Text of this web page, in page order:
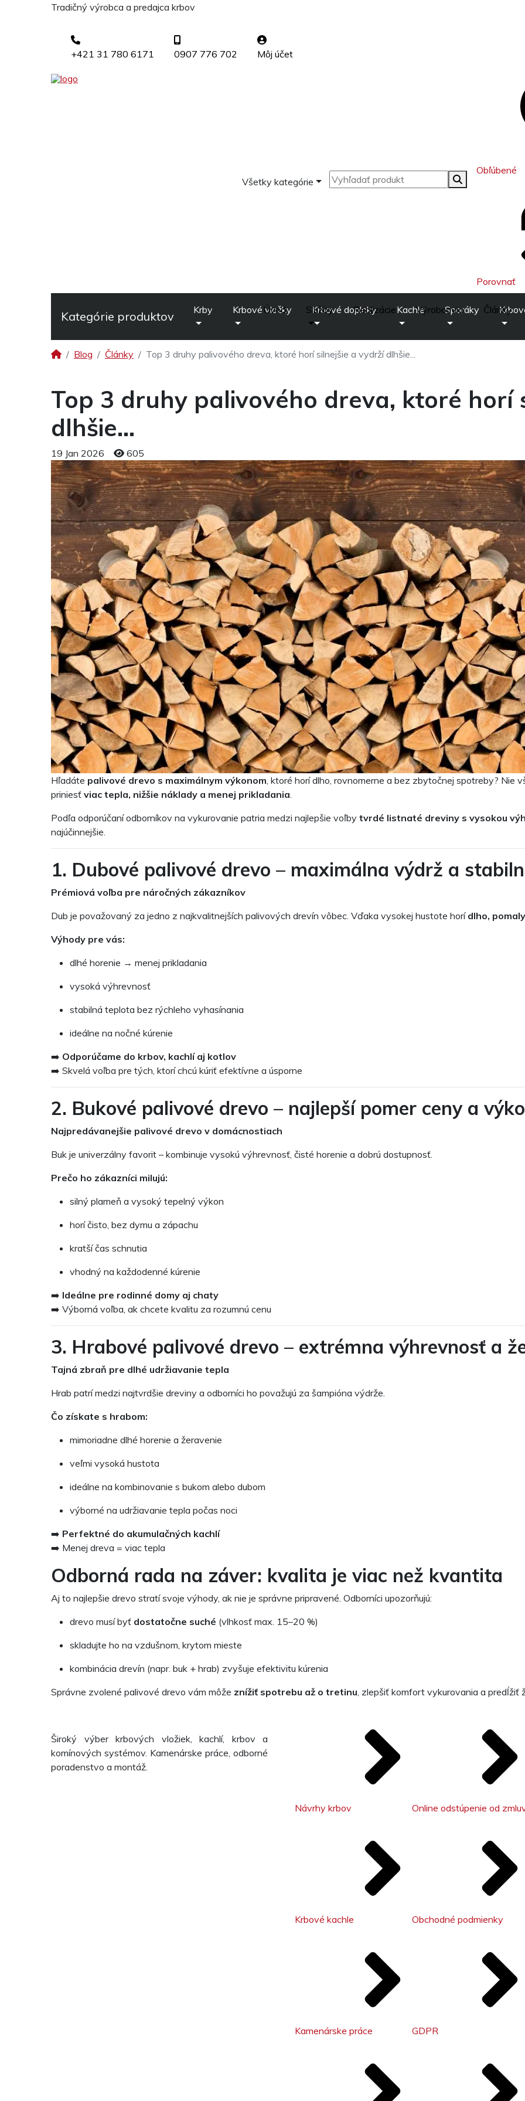
Tradičný výrobca a predajca krbov
+421 31 780 6171 0907 776 702 Môj účet
Všetky kategórie
Obľúbené
Porovnať
Kategórie produktov Krby Krbové vložky Krbové doplnky Kachle Sporáky
Úvod Služby Realizácie Výrobcovia Články
Blog Články Top 3 druhy palivového dreva, ktoré horí silnejšie a vydrží dlhšie...
Top 3 druhy palivového dreva, ktoré horí
dlhšie...
19 Jan 2026 605
Hľadáte palivové drevo s maximálnym výkonom, ktoré horí dlho, rovnomerne a bez zbytočnej spotreby? Nie
priniesť viac tepla, nižšie náklady a menej prikladania.
Podľa odporúčaní odborníkov na vykurovanie patria medzi najlepšie voľby tvrdé listnaté dreviny s vysokou
najúčinnejšie.
1. Dubové palivové drevo – maximálna výdrž a
Prémiová voľba pre náročných zákazníkov
Dub je považovaný za jedno z najkvalitnejších palivových drevín vôbec. Vďaka vysokej hustote horí dlho,
Výhody pre vás:
dlhé horenie → menej prikladania
vysoká výhrevnosť
stabilná teplota bez rýchleho vyhasínania
ideálne na nočné kúrenie
➡️ Odporúčame do krbov, kachlí aj kotlov
➡️ Skvelá voľba pre tých, ktorí chcú kúriť efektívne a úsporne
2. Bukové palivové drevo – najlepší pomer ceny a
Najpredávanejšie palivové drevo v domácnostiach
Buk je univerzálny favorit – kombinuje vysokú výhrevnosť, čisté horenie a dobrú dostupnosť.
Prečo ho zákazníci milujú:
silný plameň a vysoký tepelný výkon
horí čisto, bez dymu a zápachu
kratší čas schnutia
vhodný na každodenné kúrenie
➡️ Ideálne pre rodinné domy aj chaty
➡️ Výborná voľba, ak chcete kvalitu za rozumnú cenu
3. Hrabové palivové drevo – extrémna výhrevnosť a
Tajná zbraň pre dlhé udržiavanie tepla
Hrab patrí medzi najtvrdšie dreviny a odborníci ho považujú za šampióna výdrže.
Čo získate s hrabom:
mimoriadne dlhé horenie a žeravenie
veľmi vysoká hustota
ideálne na kombinovanie s bukom alebo dubom
výborné na udržiavanie tepla počas noci
➡️ Perfektné do akumulačných kachlí
➡️ Menej dreva = viac tepla
Odborná rada na záver: kvalita je viac než kvantita
Aj to najlepšie drevo stratí svoje výhody, ak nie je správne pripravené. Odborníci upozorňujú:
drevo musí byť dostatočne suché (vlhkosť max. 15–20 %)
skladujte ho na vzdušnom, krytom mieste
kombinácia drevín (napr. buk + hrab) zvyšuje efektivitu kúrenia
Správne zvolené palivové drevo vám môže znížiť spotrebu až o tretinu, zlepšiť komfort vykurovania a predĺžiť
Široký výber krbových vložiek, kachlí, krbov a
komínových systémov. Kamenárske práce, odborné
poradenstvo a montáž.
Návrhy krbov
Krbové kachle
Kamenárske práce
Online odstúpenie od
Obchodné podmienky
GDPR